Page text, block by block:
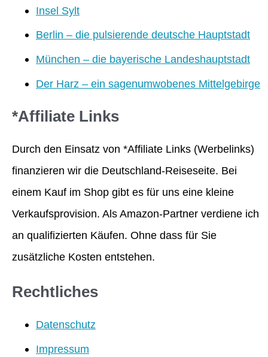
Insel Sylt
Berlin – die pulsierende deutsche Hauptstadt
München – die bayerische Landeshauptstadt
Der Harz – ein sagenumwobenes Mittelgebirge
*Affiliate Links
Durch den Einsatz von *Affiliate Links (Werbelinks)
finanzieren wir die Deutschland-Reiseseite. Bei
einem Kauf im Shop gibt es für uns eine kleine
Verkaufsprovision. Als Amazon-Partner verdiene ich
an qualifizierten Käufen. Ohne dass für Sie
zusätzliche Kosten entstehen.
Rechtliches
Datenschutz
Impressum